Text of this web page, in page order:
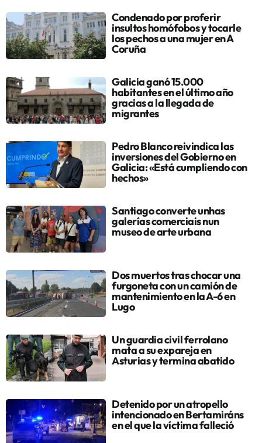
Condenado por proferir
insultos homófobos y tocarle
los pechos a una mujer en A
Coruña
Galicia ganó 15.000
habitantes en el último año
gracias a la llegada de
migrantes
Pedro Blanco reivindica las
inversiones del Gobierno en
Galicia: «Está cumpliendo con
hechos»
Santiago converte unhas
galerías comerciais nun
museo de arte urbana
Dos muertos tras chocar una
furgoneta con un camión de
mantenimiento en la A-6 en
Lugo
Un guardia civil ferrolano
mata a su expareja en
Asturias y termina abatido
Detenido por un atropello
intencionado en Bertamiráns
en el que la víctima falleció